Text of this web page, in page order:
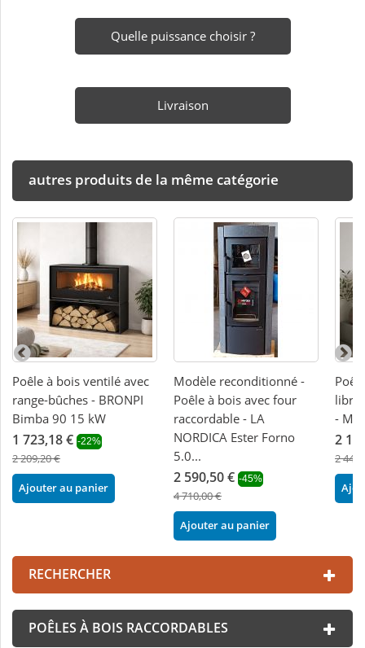
Quelle puissance choisir ?
Livraison
autres produits de la même catégorie
Poêle à bois ventilé avec
range-bûches - BRONPI
Bimba 90 15 kW
1 723,18 € -22%
2 209,20 €
Ajouter au panier
Modèle reconditionné -
Poêle à bois avec four
raccordable - LA
NORDICA Ester Forno
5.0...
2 590,50 € -45%
4 710,00 €
Ajouter au panier
libre
- M
2
2
RECHERCHER
POÊLES À BOIS RACCORDABLES